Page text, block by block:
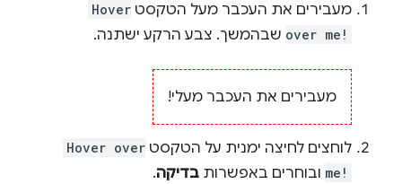
מעבירים את העכבר מעל הטקסט Hover
over me! שבהמשך. צבע הרקע ישתנה.
מעבירים את העכבר מעלי!
לוחצים לחיצה ימנית על הטקסט Hover over
me! ובוחרים באפשרות בדיקה.